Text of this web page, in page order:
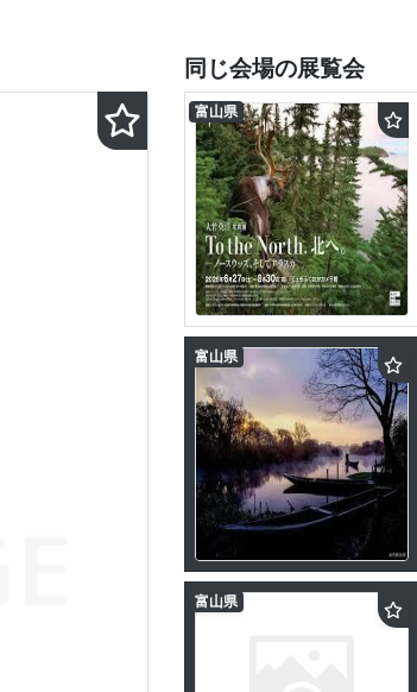
同じ会場の展覧会
富山県
富山県
富山県